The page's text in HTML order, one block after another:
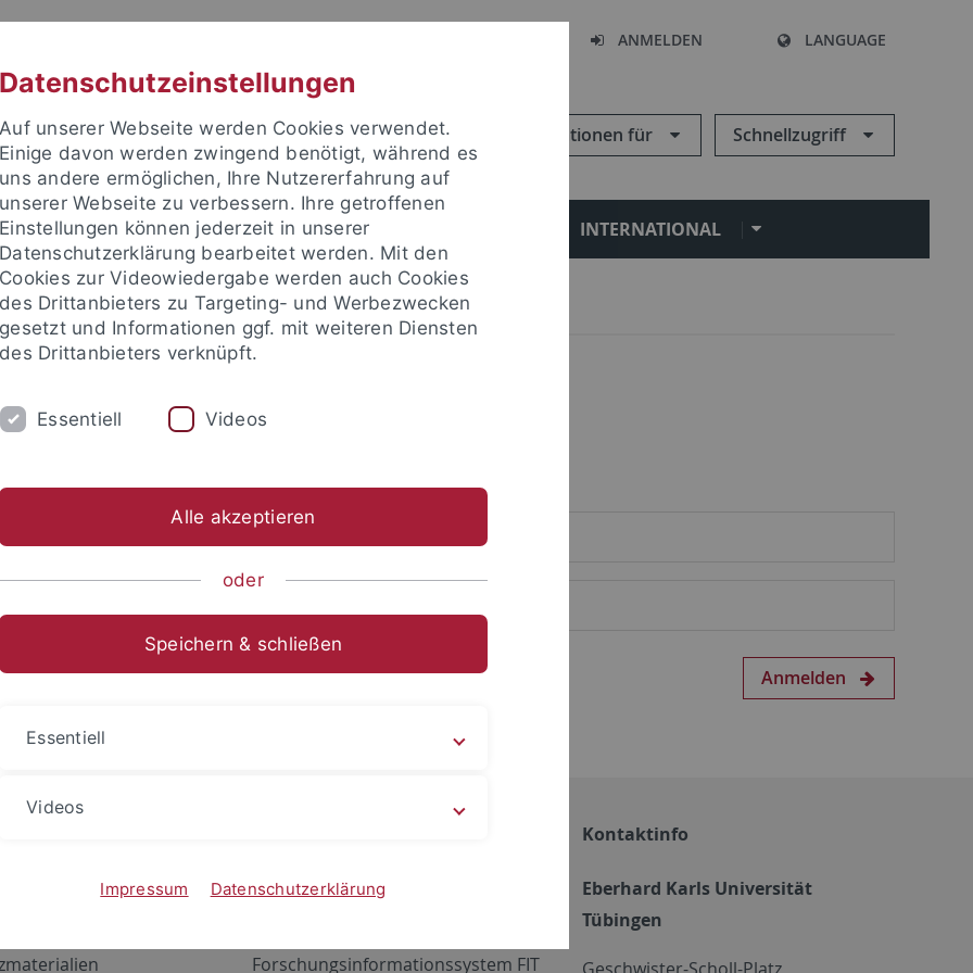
ANMELDEN LANGUAGE
Informationen für Schnellzugriff
FORSCHUNG EINRICHTUNGEN INTERNATIONAL
um sich anzumelden:
Anmelden
Netzwerk
ALMA
Forschungsinformationssystem FIT
Kontaktinfo
Eberhard Karls Universität
Tübingen
Datenschutzeinstellungen
Auf unserer Webseite werden Cookies verwendet.
Einige davon werden zwingend benötigt, während es
uns andere ermöglichen, Ihre Nutzererfahrung auf
unserer Webseite zu verbessern. Ihre getroffenen
Einstellungen können jederzeit in unserer
Datenschutzerklärung bearbeitet werden. Mit den
Cookies zur Videowiedergabe werden auch Cookies
des Drittanbieters zu Targeting- und Werbezwecken
gesetzt und Informationen ggf. mit weiteren Diensten
des Drittanbieters verknüpft.
Essentiell Videos
Alle akzeptieren
oder
Speichern & schließen
Essentiell
Videos
Impressum Datenschutzerklärung